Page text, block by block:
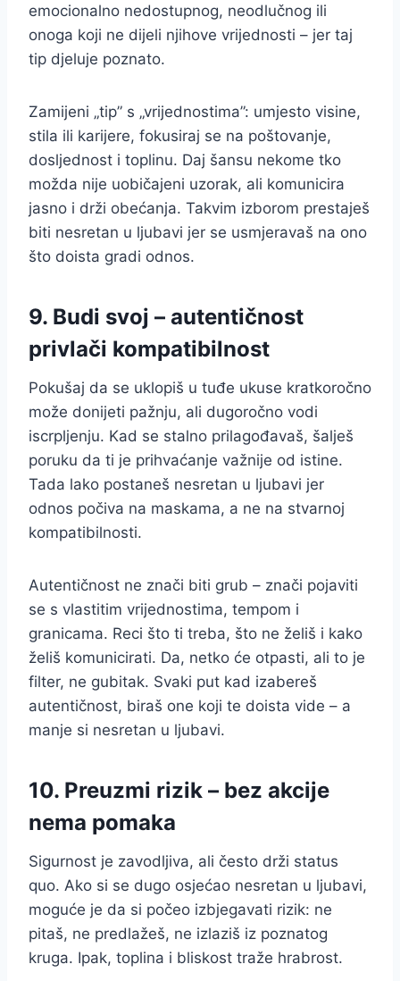
emocionalno nedostupnog, neodlučnog ili
onoga koji ne dijeli njihove vrijednosti – jer taj
tip djeluje poznato.
Zamijeni „tip” s „vrijednostima”: umjesto visine,
stila ili karijere, fokusiraj se na poštovanje,
dosljednost i toplinu. Daj šansu nekome tko
možda nije uobičajeni uzorak, ali komunicira
jasno i drži obećanja. Takvim izborom prestaješ
biti nesretan u ljubavi jer se usmjeravaš na ono
što doista gradi odnos.
9. Budi svoj – autentičnost
privlači kompatibilnost
Pokušaj da se uklopiš u tuđe ukuse kratkoročno
može donijeti pažnju, ali dugoročno vodi
iscrpljenju. Kad se stalno prilagođavaš, šalješ
poruku da ti je prihvaćanje važnije od istine.
Tada lako postaneš nesretan u ljubavi jer
odnos počiva na maskama, a ne na stvarnoj
kompatibilnosti.
Autentičnost ne znači biti grub – znači pojaviti
se s vlastitim vrijednostima, tempom i
granicama. Reci što ti treba, što ne želiš i kako
želiš komunicirati. Da, netko će otpasti, ali to je
filter, ne gubitak. Svaki put kad izabereš
autentičnost, biraš one koji te doista vide – a
manje si nesretan u ljubavi.
10. Preuzmi rizik – bez akcije
nema pomaka
Sigurnost je zavodljiva, ali često drži status
quo. Ako si se dugo osjećao nesretan u ljubavi,
moguće je da si počeo izbjegavati rizik: ne
pitaš, ne predlažeš, ne izlaziš iz poznatog
kruga. Ipak, toplina i bliskost traže hrabrost.